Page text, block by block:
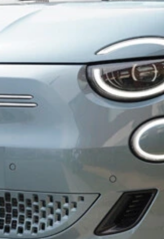
トなどの造形にこだわったという
対応する